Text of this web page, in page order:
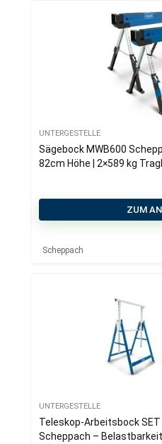
UNTERGESTELLE
Sägebock MWB600
82cm Höhe | 2×589 kg
ZUM
Scheppach
UNTERGESTELLE
Teleskop-Arbeitsbock SET
Scheppach – Belastbarkeit